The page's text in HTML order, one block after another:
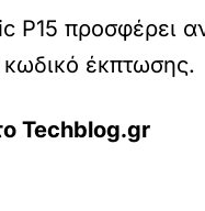
P15 προσφέρει
κωδικό έκπτωσης.
Techblog.gr